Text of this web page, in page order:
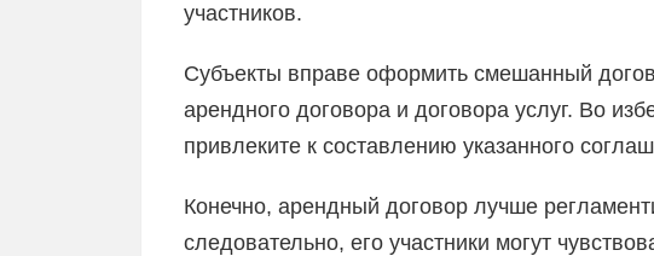
участников.
Субъекты вправе оформить смешанный
арендного договора и договора услуг. Во
привлеките к составлению указанного
Конечно, арендный договор лучше
следовательно, его участники могут